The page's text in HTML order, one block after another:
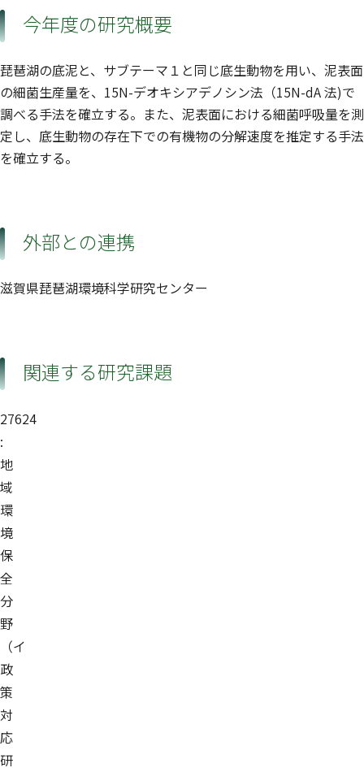
今年度の研究概要
琵琶湖の底泥と、サブテーマ１と同じ底生動物を用い、泥表面
の細菌生産量を、15N-デオキシアデノシン法（15N-dA 法)で
調べる手法を確立する。また、泥表面における細菌呼吸量を測
定し、底生動物の存在下での有機物の分解速度を推定する手法
を確立する。
外部との連携
滋賀県琵琶湖環境科学研究センター
関連する研究課題
27624
:
地
域
環
境
保
全
分
野
（イ
政
策
対
応
研